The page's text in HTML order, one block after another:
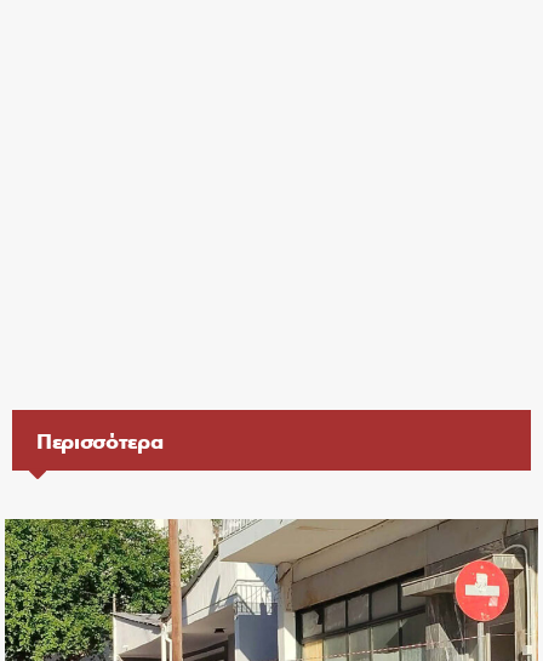
Περισσότερα